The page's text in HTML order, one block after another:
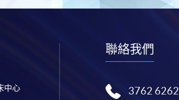
中心
聯絡我們
3762 6262